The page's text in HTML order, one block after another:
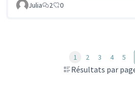
Julia
2 0
Résultats par
1 2 3 4 5